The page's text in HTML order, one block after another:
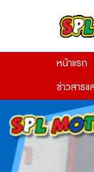
หน้าแรก
ข่าวสาร